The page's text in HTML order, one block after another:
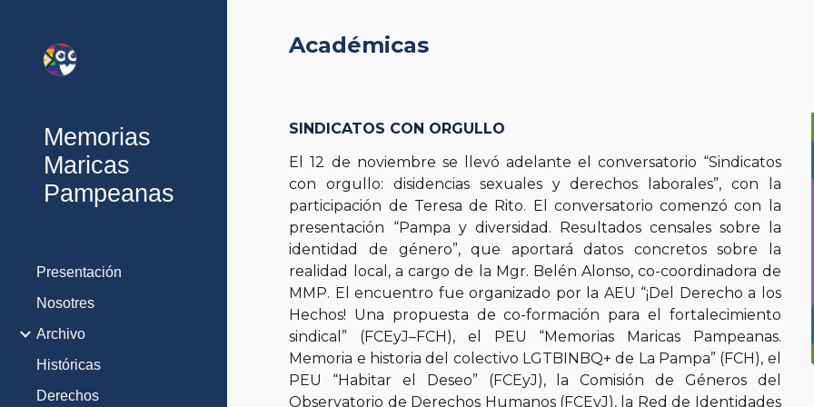
Memorias
Maricas
Pampeanas
Presentación
Nosotres
Archivo
Históricas
Derechos
Académicas
SINDICATOS CON ORGULLO
El 12 de noviembre se llevó adelante el conversatorio “Sindicatos
con orgullo: disidencias sexuales y derechos laborales”, con la
participación de Teresa de Rito. El conversatorio comenzó con la
presentación “Pampa y diversidad. Resultados censales sobre la
identidad de género”, que aportará datos concretos sobre la
realidad local, a cargo de la Mgr. Belén Alonso, co-coordinadora de
MMP. El encuentro fue organizado por la AEU “¡Del Derecho a los
Hechos! Una propuesta de co-formación para el fortalecimiento
sindical” (FCEyJ–FCH), el PEU “Memorias Maricas Pampeanas.
Memoria e historia del colectivo LGTBINBQ+ de La Pampa” (FCH), el
PEU “Habitar el Deseo” (FCEyJ), la Comisión de Géneros del
Observatorio de Derechos Humanos (FCEyJ), la Red de Identidades